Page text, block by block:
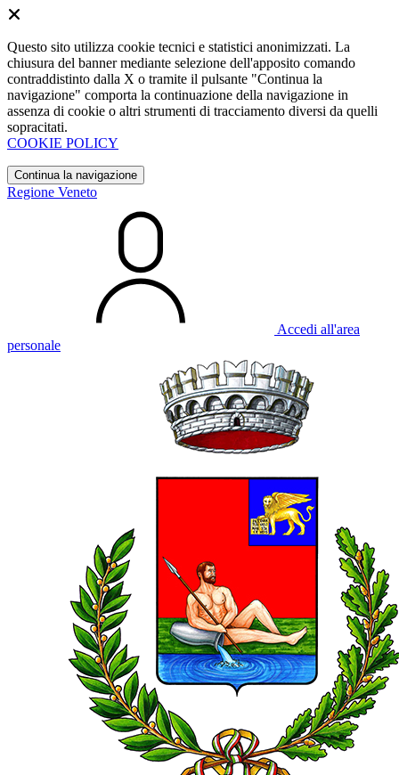
Questo sito utilizza cookie tecnici e statistici anonimizzati. La
chiusura del banner mediante selezione dell'apposito comando
contraddistinto dalla X o tramite il pulsante "Continua la
navigazione" comporta la continuazione della navigazione in
assenza di cookie o altri strumenti di tracciamento diversi da quelli
sopracitati.
COOKIE POLICY
Continua la navigazione
Regione Veneto
Accedi all'area
personale